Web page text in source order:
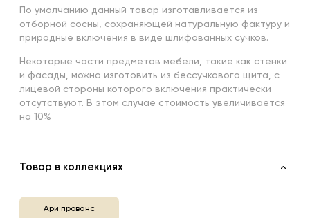
По умолчанию данный товар изготавливается из
отборной сосны, сохраняющей натуральную фактуру и
природные включения в виде шлифованных сучков.
Некоторые части предметов мебели, такие как стенки
и фасады, можно изготовить из бессучкового щита, с
лицевой стороны которого включения практически
отсутствуют. В этом случае стоимость увеличивается
на 10%
Товар в коллекциях
Ари прованс